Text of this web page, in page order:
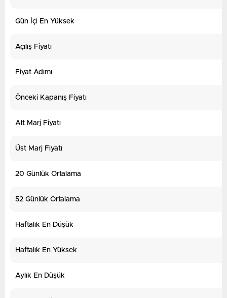
Gün İçi En Yüksek
Açılış Fiyatı
Fiyat Adımı
Önceki Kapanış Fiyatı
Alt Marj Fiyatı
Üst Marj Fiyatı
20 Günlük Ortalama
52 Günlük Ortalama
Haftalık En Düşük
Haftalık En Yüksek
Aylık En Düşük